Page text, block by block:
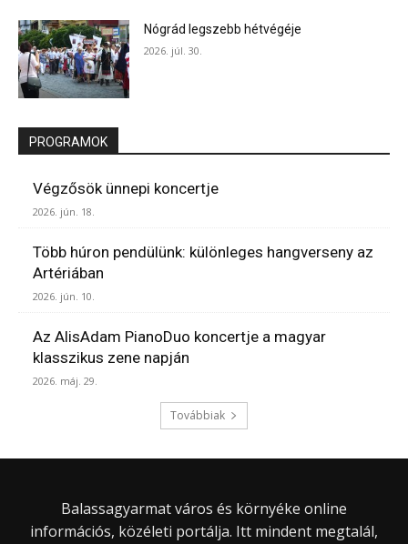
Nógrád legszebb hétvégéje
2026. júl. 30.
PROGRAMOK
Végzősök ünnepi koncertje
2026. jún. 18.
Több húron pendülünk: különleges hangverseny az
Artériában
2026. jún. 10.
Az AlisAdam PianoDuo koncertje a magyar
klasszikus zene napján
2026. máj. 29.
Továbbiak
Balassagyarmat város és környéke online
információs, közéleti portálja. Itt mindent megtalál,